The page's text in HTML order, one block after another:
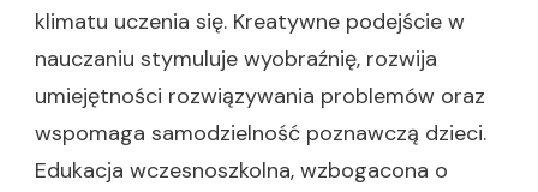
klimatu uczenia się. Kreatywne podejście w
nauczaniu stymuluje wyobraźnię, rozwija
umiejętności rozwiązywania problemów oraz
wspomaga samodzielność poznawczą dzieci.
Edukacja wczesnoszkolna, wzbogacona o